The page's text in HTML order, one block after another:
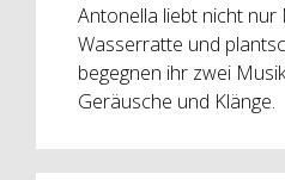
Antonella liebt nicht nur
Wasserratte und
begegnen ihr zwei
Geräusche und Klänge.